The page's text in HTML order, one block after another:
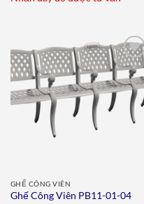
Add to
wishlist
GHẾ CÔNG VIÊN
Ghế Công Viên PB11-01-04